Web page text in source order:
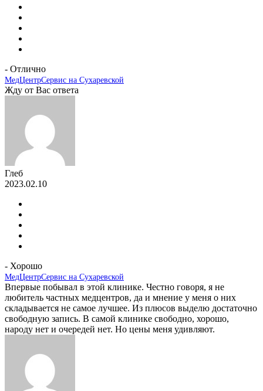
- Отлично
МедЦентрСервис на Сухаревской
Жду от Вас ответа
Глеб
2023.02.10
- Хорошо
МедЦентрСервис на Сухаревской
Впервые побывал в этой клинике. Честно говоря, я не
любитель частных медцентров, да и мнение у меня о них
складывается не самое лучшее. Из плюсов выделю достаточно
свободную запись. В самой клинике свободно, хорошо,
народу нет и очередей нет. Но цены меня удивляют.